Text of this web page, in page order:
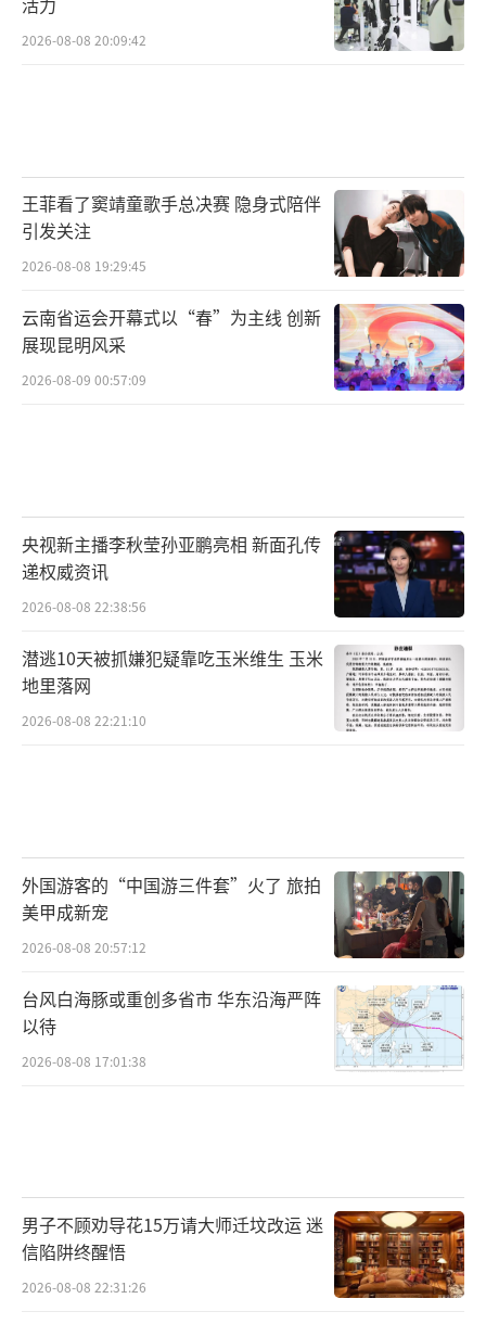
2026-08-08 20:09:42
王菲看了窦靖童歌手总决赛 隐身式陪伴
引发关注
2026-08-08 19:29:45
云南省运会开幕式以“春”为主线 创新
展现昆明风采
2026-08-09 00:57:09
央视新主播李秋莹孙亚鹏亮相 新面孔传
递权威资讯
2026-08-08 22:38:56
潜逃10天被抓嫌犯疑靠吃玉米维生 玉米
地里落网
2026-08-08 22:21:10
外国游客的“中国游三件套”火了 旅拍
美甲成新宠
2026-08-08 20:57:12
台风白海豚或重创多省市 华东沿海严阵
以待
2026-08-08 17:01:38
男子不顾劝导花15万请大师迁坟改运 迷
信陷阱终醒悟
2026-08-08 22:31:26